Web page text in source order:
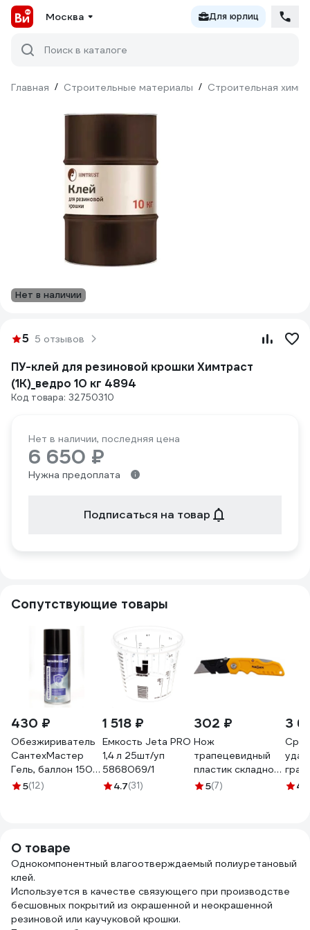
Москва Для юрлиц
Поиск в каталоге
Главная / Строительные материалы / Строительная химия
Нет в наличии
5 5 отзывов
ПУ-клей для резиновой крошки Химтраст
(1К)_ведро 10 кг 4894
Код товара: 32750310
Нет в наличии, последняя цена
6 650 ₽
Нужна предоплата
Подписаться на товар
Сопутствующие товары
430 ₽
Обезжириватель
СантехМастер
Гель, баллон 150
мл 04074
5(12)
1 518 ₽
Емкость Jeta PRO
1,4 л 25шт/уп
5868069/1
4.7(31)
302 ₽
Нож
трапецевидный
пластик складной
NAGAN + 5 лезвий
5(7)
3
4.6
О товаре
Однокомпонентный влагоотверждаемый полиуретановый
клей.
Используется в качестве связующего при производстве
бесшовных покрытий из окрашенной и неокрашенной
резиновой или каучуковой крошки.